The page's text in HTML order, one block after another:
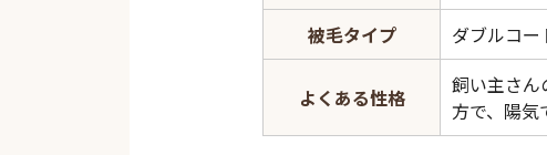
被毛タイプ ダブルコー
よくある性格
飼い主さん
方で、陽気